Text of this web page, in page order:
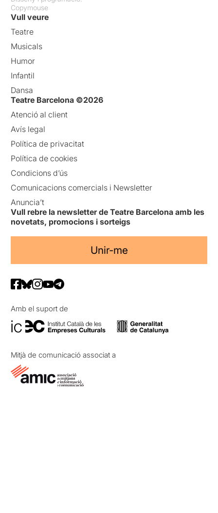
Copymouse
Vull veure
Teatre
Musicals
Humor
Infantil
Dansa
Teatre Barcelona ©2026
Atenció al client
Avís legal
Política de privacitat
Política de cookies
Condicions d’ús
Comunicacions comercials i Newsletter
Anuncia’t
Vull rebre la newsletter de Teatre Barcelona amb les
novetats, promocions i sorteigs
Unir-me
Amb el suport de
Mitjà de comunicació associat a